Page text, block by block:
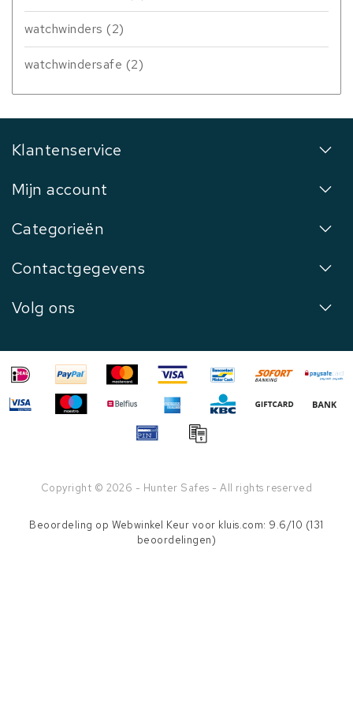
watchwinders (2)
watchwindersafe (2)
Klantenservice
Mijn account
Categorieën
Contactgegevens
Volg ons
Copyright © 2026 - Hunter Safes - All rights reserved
Beoordeling op Webwinkel Keur voor kluis.com: 9.6/10 (131
beoordelingen)